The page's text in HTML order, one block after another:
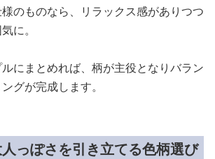
のものなら、リラックス感がありつつ
に。
ルにまとめれば、柄が主役となりバラン
グが完成します。
っぽさを引き立てる色柄選び